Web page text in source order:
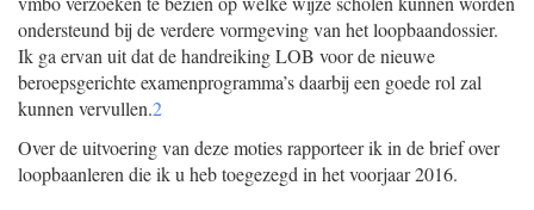
ondersteund bij de verdere vormgeving van het loopbaandossier.
Ik ga ervan uit dat de handreiking LOB voor de nieuwe
beroepsgerichte examenprogramma’s daarbij een goede rol zal
kunnen vervullen.2
Over de uitvoering van deze moties rapporteer ik in de brief over
loopbaanleren die ik u heb toegezegd in het voorjaar 2016.